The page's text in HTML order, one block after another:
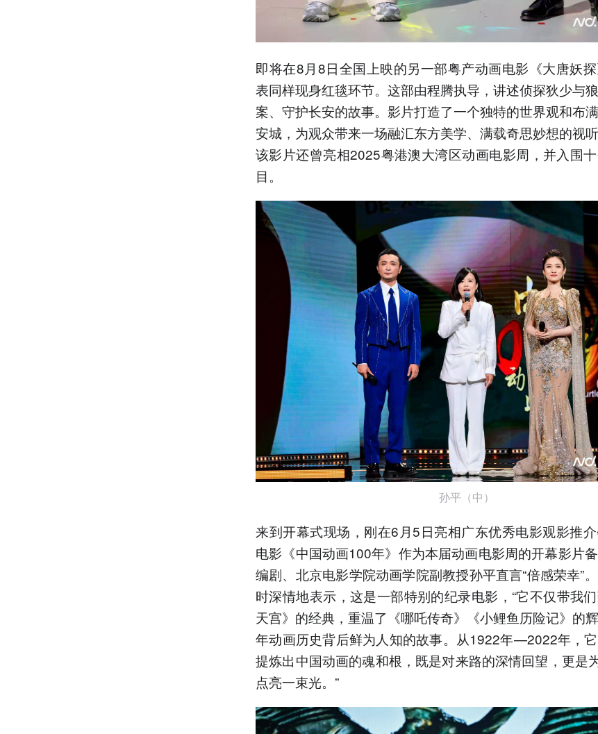
即将在8月8日全国上映的另一部粤产动画电影《大唐妖
表同样现身红毯环节。这部由程腾执导，讲述侦探狄少与
案、守护长安的故事。影片打造了一个独特的世界观和布
安城，为观众带来一场融汇东方美学、满载奇思妙想的视
该影片还曾亮相2025粤港澳大湾区动画电影周，并入围
目。
孙平（中）
来到开幕式现场，刚在6月5日亮相广东优秀电影观影推
电影《中国动画100年》作为本届动画电影周的开幕影片
编剧、北京电影学院动画学院副教授孙平直言“倍感荣幸”
时深情地表示，这是一部特别的纪录电影，“它不仅带我
天宫》的经典，重温了《哪吒传奇》《小鲤鱼历险记》的
年动画历史背后鲜为人知的故事。从1922年—2022年，
提炼出中国动画的魂和根，既是对来路的深情回望，更是
点亮一束光。”